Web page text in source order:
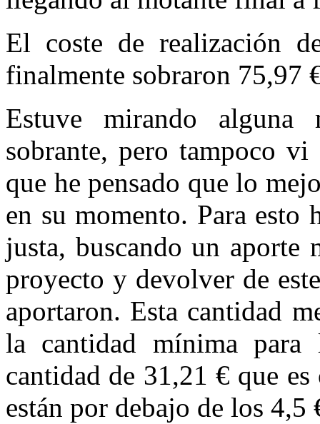
El coste de realización
finalmente sobraron 75,97
Estuve mirando
sobrante, pero tampoco vi
que he pensado que lo
en su momento. Para esto
justa, buscando un aporte
proyecto y devolver de
aportaron. Esta cantidad
la cantidad mínima
cantidad de 31,21 € que
están por debajo de los 4,5